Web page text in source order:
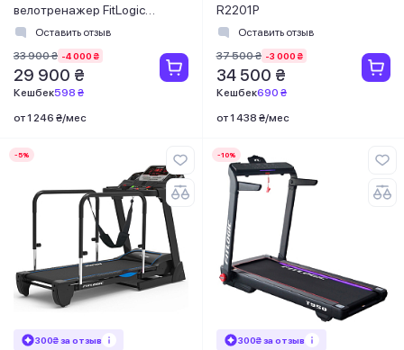
велотренажер FitLogic
B1902RОставить отзыв
33 900 ₴ -4 000 ₴
29 900 ₴
Кешбек598 ₴
от 1 246 ₴/мес
R2201P
Оставить отзыв
37 500 ₴ -3 000 ₴
34 500 ₴
Кешбек690 ₴
от 1 438 ₴/мес
-5%
300₴ за отзыв
-10%
300₴ за отзыв